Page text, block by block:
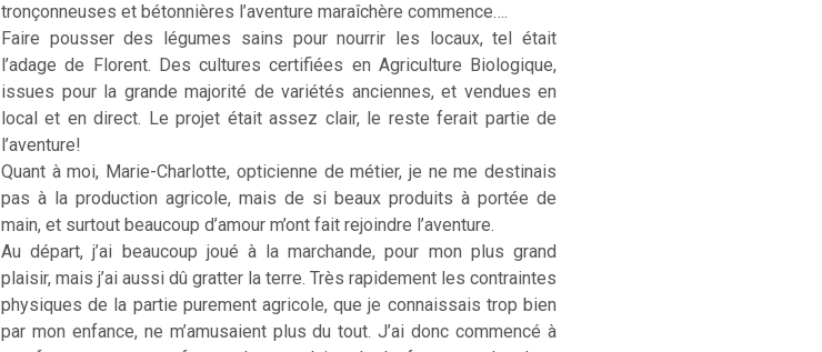
tronçonneuses et bétonnières l’aventure maraîchère commence….
Faire pousser des légumes sains pour nourrir les locaux, tel était
l’adage de Florent. Des cultures certifiées en Agriculture Biologique,
issues pour la grande majorité de variétés anciennes, et vendues en
local et en direct. Le projet était assez clair, le reste ferait partie de
l’aventure!
Quant à moi, Marie-Charlotte, opticienne de métier, je ne me destinais
pas à la production agricole, mais de si beaux produits à portée de
main, et surtout beaucoup d’amour m’ont fait rejoindre l’aventure.
Au départ, j’ai beaucoup joué à la marchande, pour mon plus grand
plaisir, mais j’ai aussi dû gratter la terre. Très rapidement les contraintes
physiques de la partie purement agricole, que je connaissais trop bien
par mon enfance, ne m’amusaient plus du tout. J’ai donc commencé à